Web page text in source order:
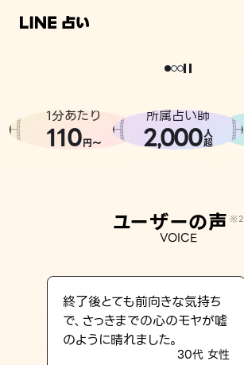
相談事例
どうせなら
。
1分あたり
110円〜
所属占い師
2,000人
超
ユーザーの声 ※2
VOICE
終了後とても前向きな気持ち
で、さっきまでの心のモヤが嘘
のように晴れました。
30代 女性